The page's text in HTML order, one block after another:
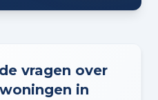
vragen over
in